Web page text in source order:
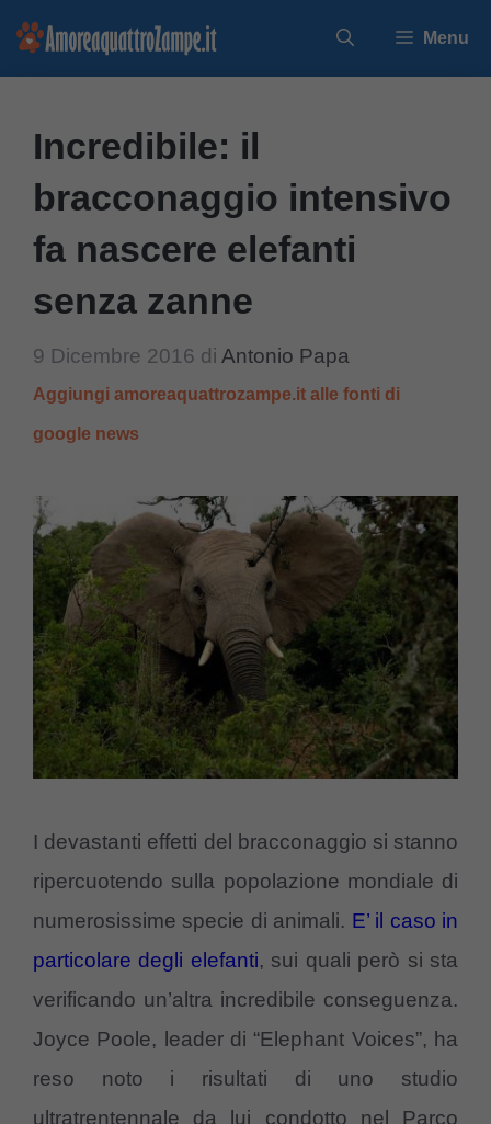
Vai
Menu
Incredibile: il
bracconaggio intensivo
fa nascere elefanti
senza zanne
9 Dicembre 2016 di Antonio Papa
Aggiungi amoreaquattrozampe.it alle fonti di
google news
I devastanti effetti del bracconaggio si stanno
ripercuotendo sulla popolazione mondiale di
numerosissime specie di animali. E’ il caso in
particolare degli elefanti, sui quali però si sta
verificando un’altra incredibile conseguenza.
Joyce Poole, leader di “Elephant Voices”, ha
reso noto i risultati di uno studio
ultratrentennale da lui condotto nel Parco